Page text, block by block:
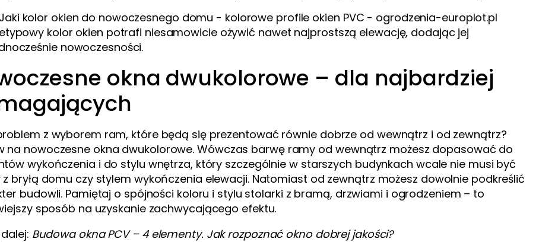
kolor okien potrafi niesamowicie ożywić nawet najprostszą elewację, dodając jej
nowoczesności.
okna dwukolorowe – dla najbardziej
z wyborem ram, które będą się prezentować równie dobrze od wewnątrz i od zewnątrz?
na nowoczesne okna dwukolorowe. Wówczas barwę ramy od wewnątrz możesz dopasować do
wykończenia i do stylu wnętrza, który szczególnie w starszych budynkach wcale nie musi być
z bryłą domu czy stylem wykończenia elewacji. Natomiast od zewnątrz możesz dowolnie podkreślić
budowli. Pamiętaj o spójności koloru i stylu stolarki z bramą, drzwiami i ogrodzeniem – to
sposób na uzyskanie zachwycającego efektu.
Budowa okna PCV – 4 elementy. Jak rozpoznać okno dobrej jakości?